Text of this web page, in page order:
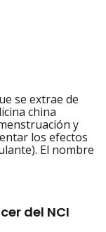
se extrae de
china
y
los efectos
El nombre
del NCI